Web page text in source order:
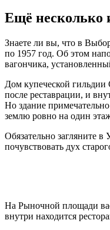
Ещё несколько
Знаете ли вы, что в
по 1957 год. Об этом
вагончика,
Дом купеческой
после реставрации, и
Но здание
землю ровно на один
Обязательно загляните в
почувствовать дух
На Рыночной площади
внутри находится